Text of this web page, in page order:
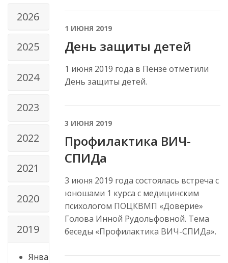
2026
2025
2024
2023
2022
2021
2020
2019
Янва
1 ИЮНЯ 2019
День защиты детей
1 июня 2019 года в Пензе отметили
День защиты детей.
3 ИЮНЯ 2019
Профилактика ВИЧ-
СПИДа
3 июня 2019 года состоялась встреча с
юношами 1 курса с медицинским
психологом ПОЦКВМП «Доверие»
Голова Инной Рудольфовной. Тема
беседы «Профилактика ВИЧ-СПИДа».